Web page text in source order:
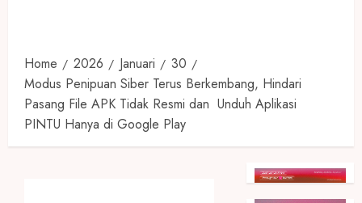
Home 2026 Januari
30
Modus Penipuan Siber Terus Berkembang, Hindari
Pasang File APK Tidak Resmi dan Unduh Aplikasi
PINTU Hanya di Google Play